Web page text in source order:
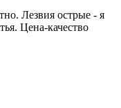
Лезвия острые - я
Цена-качество